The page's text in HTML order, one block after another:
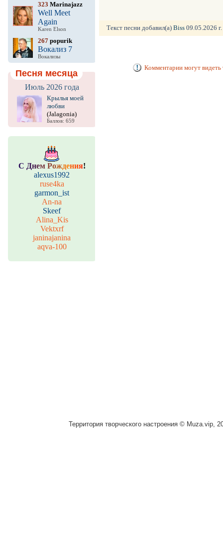
323 Marinajazz
Well Meet
Again
Karen Elson
267popurik
Вокализ 7
Вокализы
Песня месяца
Июль 2026 года
Крылья моей
любви
(Jalagonia)
Баллов: 659
С Днем Рождения!
alexus1992
ruse4ka
garmon_ist
An-na
Skeef
Alina_Kis
Vektxrf
janinajanina
aqva-100
Текст песни добавил(а) Biss09.05.2026 г.
Комментарии могут видеть
Территория творческого настроения © Muza.vip,